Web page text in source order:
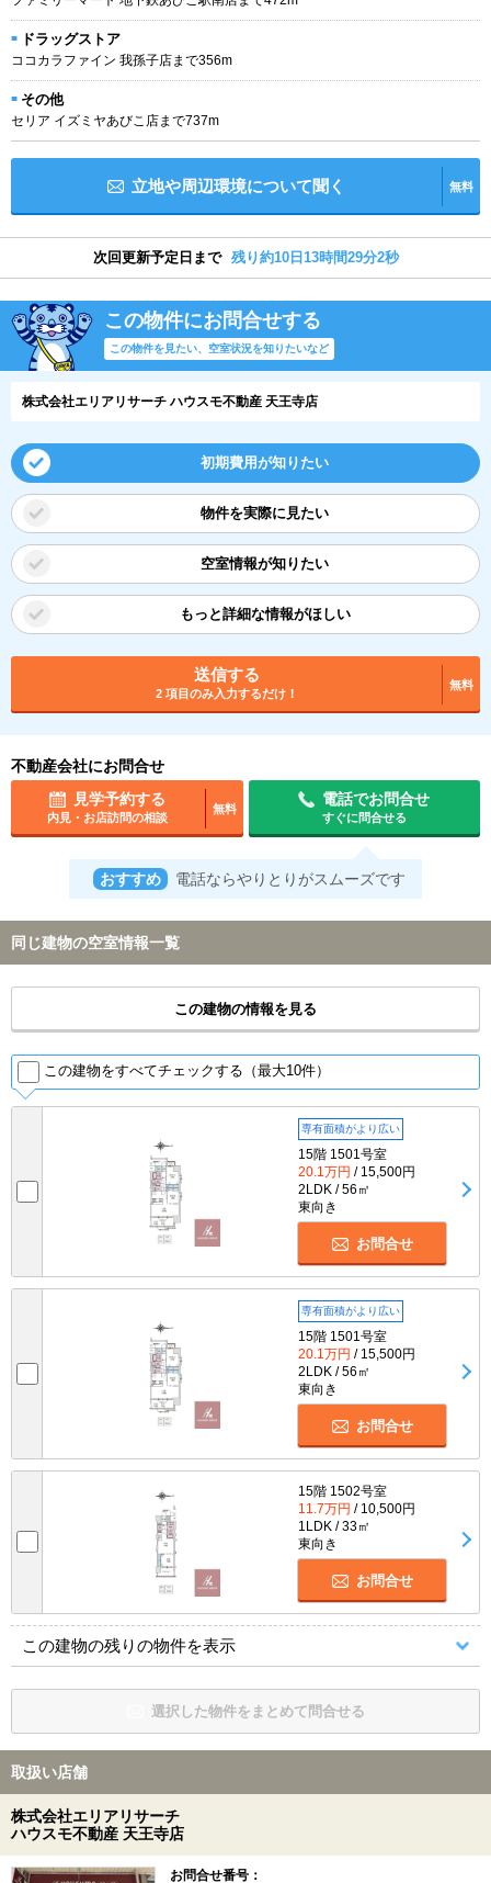
ドラッグストア
ココカラファイン 我孫子店まで356m
その他
セリア イズミヤあびこ店まで737m
立地や周辺環境について聞く 無料
次回更新予定日まで 残り約10日13時間29分1秒
この物件にお問合せする
この物件を見たい、空室状況を知りたいなど
株式会社エリアリサーチ ハウスモ不動産 天王寺店
初期費用が知りたい
物件を実際に見たい
空室情報が知りたい
もっと詳細な情報がほしい
送信する
2 項目のみ入力するだけ！
無料
不動産会社にお問合せ
見学予約する
内見・お店訪問の相談
無料
電話でお問合せ
すぐに問合せる
おすすめ 電話ならやりとりがスムーズです
同じ建物の空室情報一覧
この建物の情報を見る
この建物をすべてチェックする（最大10件）
専有面積がより広い
15階 1501号室
20.1万円 / 15,500円
2LDK / 56㎡
東向き
お問合せ
専有面積がより広い
15階 1501号室
20.1万円 / 15,500円
2LDK / 56㎡
東向き
お問合せ
15階 1502号室
11.7万円 / 10,500円
1LDK / 33㎡
東向き
お問合せ
この建物の残りの物件を表示
選択した物件をまとめて問合せる
取扱い店舗
株式会社エリアリサーチ
ハウスモ不動産 天王寺店
お問合せ番号：